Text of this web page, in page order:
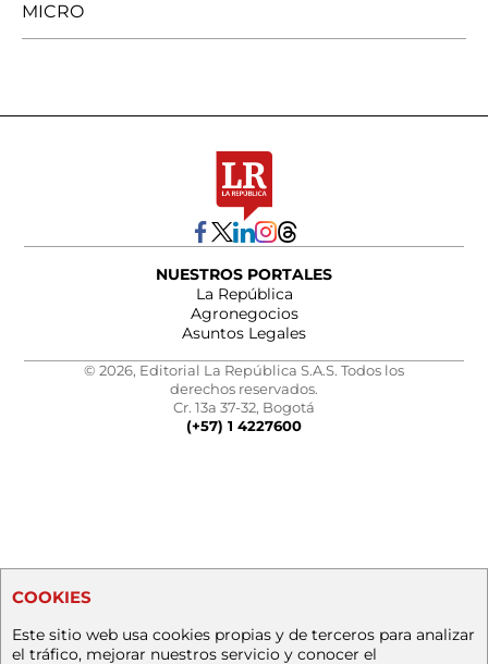
MICRO
NUESTROS PORTALES
La República
Agronegocios
Asuntos Legales
© 2026, Editorial La República S.A.S. Todos los
derechos reservados.
Cr. 13a 37-32, Bogotá
(+57) 1 4227600
COOKIES
Este sitio web usa cookies propias y de terceros para analizar
el tráfico, mejorar nuestros servicio y conocer el